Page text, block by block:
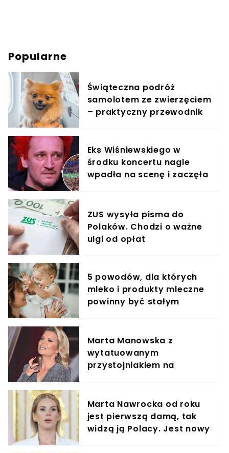
Popularne
Świąteczna podróż
samolotem ze zwierzęciem
– praktyczny przewodnik
Eks Wiśniewskiego w
środku koncertu nagle
wpadła na scenę i zaczęła
ZUS wysyła pisma do
Polaków. Chodzi o ważne
ulgi od opłat
5 powodów, dla których
mleko i produkty mleczne
powinny być stałym
Marta Manowska z
wytatuowanym
przystojniakiem na
Marta Nawrocka od roku
jest pierwszą damą, tak
widzą ją Polacy. Jest nowy